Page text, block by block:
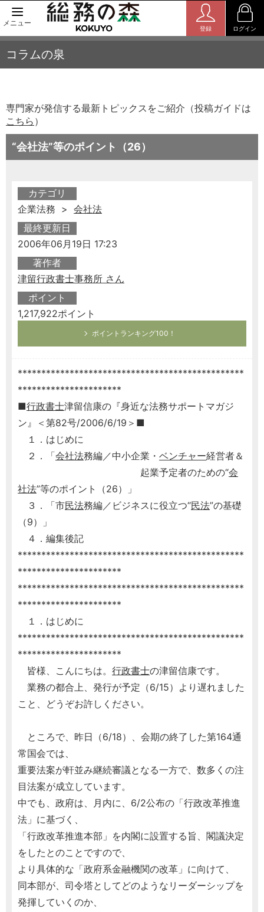
メニュー
登録 ログイン
コラムの泉
専門家が発信する最新トピックスをご紹介（投稿ガイドは
こちら ）
“会社法”等のポイント（26）
カテゴリ
企業法務 > 会社法
最終更新日
2006年06月19日 17:23
著作者
津留行政書士事務所 さん
ポイント
1,217,922ポイント
ポイントランキング100！
************************************************
**********************
■行政書士津留信康の『身近な法務サポートマガジ
ン』＜第82号/2006/6/19＞■
１．はじめに
２．「会社法務編／中小企業・ ベンチャー経営者＆
起業予定者のための“会
社法”等のポイント（26）」
３．「市民法務編／ビジネスに役立つ“民法”の基礎
（9）」
４．編集後記
************************************************
**********************
************************************************
**********************
１．はじめに
************************************************
**********************
皆様、こんにちは。 行政書士の津留信康です。
業務の都合上、発行が予定（6/15）より遅れました
こと、どうぞお許しください。
ところで、昨日（6/18）、会期の終了した第164通
常国会では、
重要法案が軒並み継続審議となる一方で、数多くの注
目法案が成立しています。
中でも、政府は、月内に、6/2公布の「行政改革推進
法」に基づく、
「行政改革推進本部」を内閣に設置する旨、閣議決定
をしたとのことですので、
より具体的な「政府系金融機関の改革」に向けて、
同本部が、司令塔としてどのようなリーダーシップを
発揮していくのか、